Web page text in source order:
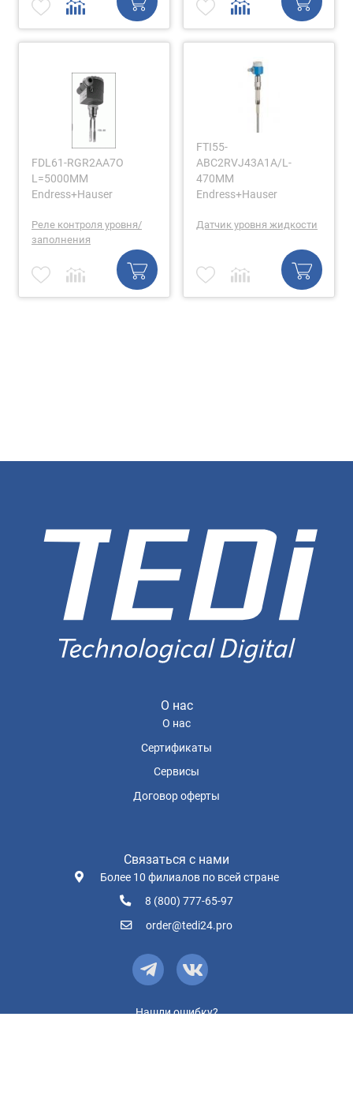
FDL61-RGR2AA7O
L=5000MM
Endress+Hauser
Реле контроля уровня/
заполнения
FTI55-
ABC2RVJ43A1A/L-
470MM
Endress+Hauser
Датчик уровня жидкости
О нас
О нас
Сертификаты
Сервисы
Договор оферты
Связаться с нами
Более 10 филиалов по всей стране
8 (800) 777-65-97
order@tedi24.pro
Нашли ошибку?